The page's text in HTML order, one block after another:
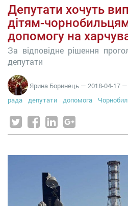
Депутати хочуть
дітям-
допомогу на
За відповідне рішення
депутати
Ярина Боринець — 2018-04-17 —
рада
депутати допомога